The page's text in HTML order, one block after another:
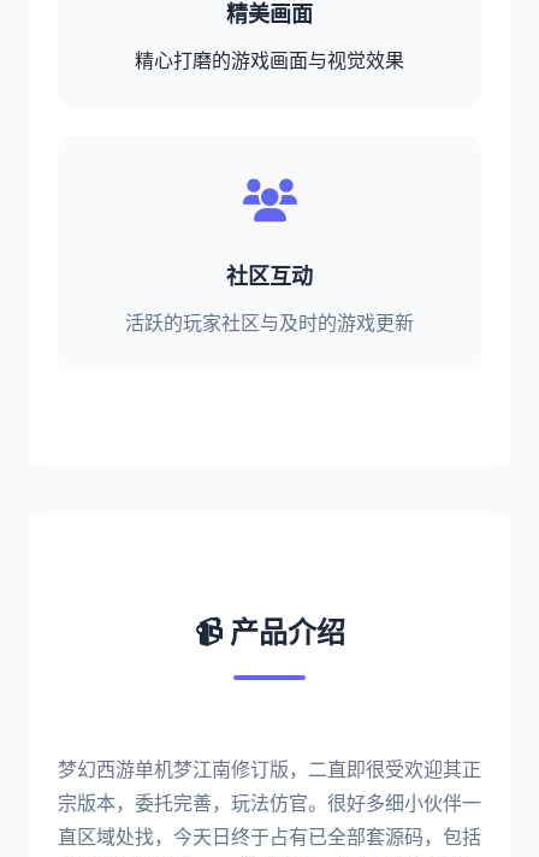
精美画面
精心打磨的游戏画面与视觉效果
社区互动
活跃的玩家社区与及时的游戏更新
📹 产品介绍
梦幻西游单机梦江南修订版，二直即很受欢迎其正
宗版本，委托完善，玩法仿官。很好多细小伙伴一
直区域处找，今天日终于占有已全部套源码，包括